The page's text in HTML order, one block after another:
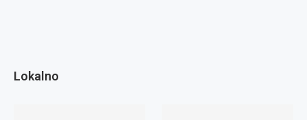
Lokalno